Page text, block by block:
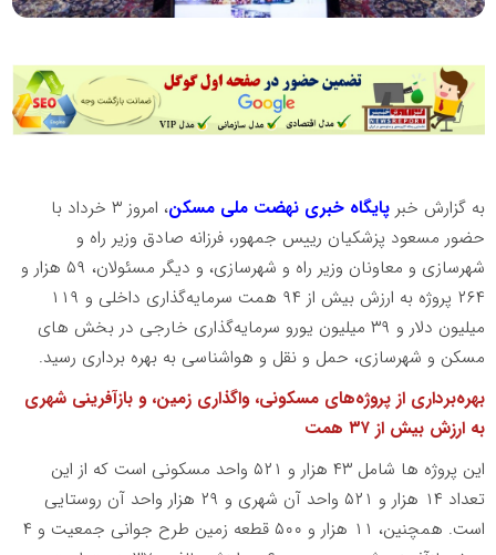
به گزارش خبرپایگاه خبری نهضت ملی مسکن
، امروز ۳ خرداد با
حضور مسعود پزشکیان رییس جمهور، فرزانه صادق وزیر راه و
شهرسازی و معاونان وزیر راه و شهرسازی، و دیگر مسئولان، ۵۹ هزار و
۲۶۴ پروژه به ارزش بیش از ۹۴ همت سرمایه‌گذاری داخلی و ۱۱۹
میلیون دلار و ۳۹ میلیون یورو سرمایه‌گذاری خارجی در بخش های
مسکن و شهرسازی، حمل و نقل و هواشناسی به بهره برداری رسید.
بهره‌برداری از پروژه‌های مسکونی، واگذاری زمین، و بازآفرینی شهری
به ارزش بیش از ۳۷ همت
این پروژه ها شامل ۴۳ هزار و ۵۲۱ واحد مسکونی است که از این
تعداد ۱۴ هزار و ۵۲۱ واحد آن شهری و ۲۹ هزار واحد آن روستایی
است. همچنین، ۱۱ هزار و ۵۰۰ قطعه زمین طرح جوانی جمعیت و ۴